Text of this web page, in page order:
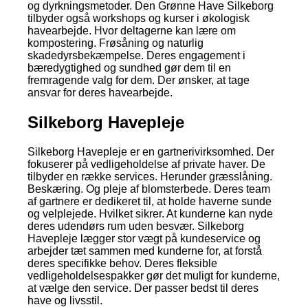
og dyrkningsmetoder. Den Grønne Have Silkeborg
tilbyder også workshops og kurser i økologisk
havearbejde. Hvor deltagerne kan lære om
kompostering. Frøsåning og naturlig
skadedyrsbekæmpelse. Deres engagement i
bæredygtighed og sundhed gør dem til en
fremragende valg for dem. Der ønsker, at tage
ansvar for deres havearbejde.
Silkeborg Havepleje
Silkeborg Havepleje er en gartnerivirksomhed. Der
fokuserer på vedligeholdelse af private haver. De
tilbyder en række services. Herunder græsslåning.
Beskæring. Og pleje af blomsterbede. Deres team
af gartnere er dedikeret til, at holde haverne sunde
og velplejede. Hvilket sikrer. At kunderne kan nyde
deres udendørs rum uden besvær. Silkeborg
Havepleje lægger stor vægt på kundeservice og
arbejder tæt sammen med kunderne for, at forstå
deres specifikke behov. Deres fleksible
vedligeholdelsespakker gør det muligt for kunderne,
at vælge den service. Der passer bedst til deres
have og livsstil.